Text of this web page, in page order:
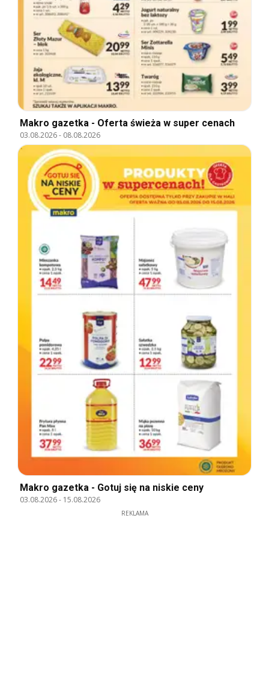
Makro gazetka - Oferta świeża w super cenach
03.08.2026- 08.08.2026
Makro gazetka - Gotuj się na niskie ceny
03.08.2026- 15.08.2026
REKLAMA